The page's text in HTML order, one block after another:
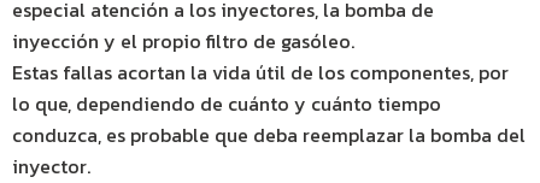
especial atención a los inyectores, la bomba de
inyección y el propio filtro de gasóleo.
Estas fallas acortan la vida útil de los componentes, por
lo que, dependiendo de cuánto y cuánto tiempo
conduzca, es probable que deba reemplazar la bomba del
inyector.